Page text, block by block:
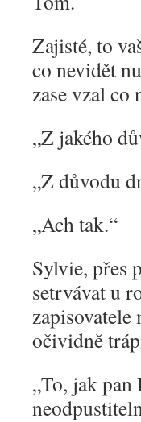
Zajisté, to
co nevidět
zase vzal co
„Z jakého
„Z důvodu
„Ach tak.“
Sylvie, přes
setrvávat u
očividně
„To, jak pan